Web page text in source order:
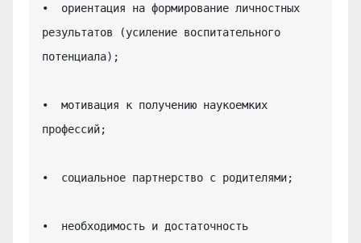
•  ориентация на формирование личностных
результатов (усиление воспитательного
потенциала);
•  мотивация к получению наукоемких
профессий;
•  социальное партнерство с родителями;
•  необходимость и достаточность